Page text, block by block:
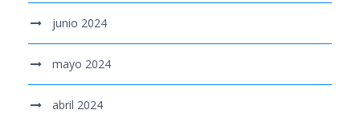
junio 2024
mayo 2024
abril 2024